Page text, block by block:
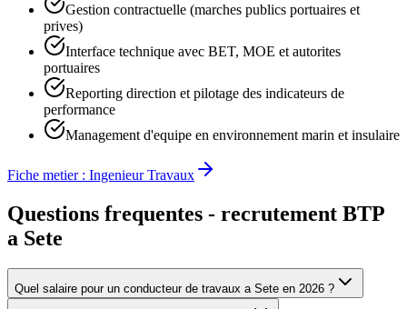
Gestion contractuelle (marches publics portuaires et
prives)
Interface technique avec BET, MOE et autorites
portuaires
Reporting direction et pilotage des indicateurs de
performance
Management d'equipe en environnement marin et insulaire
Fiche metier : Ingenieur Travaux
Questions frequentes - recrutement BTP
a Sete
Quel salaire pour un conducteur de travaux a Sete en 2026 ?